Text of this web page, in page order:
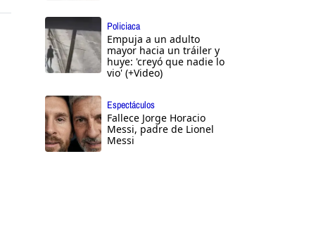
Policiaca
Empuja a un adulto
mayor hacia un tráiler y
huye: 'creyó que nadie lo
vio' (+Video)
Espectáculos
Fallece Jorge Horacio
Messi, padre de Lionel
Messi